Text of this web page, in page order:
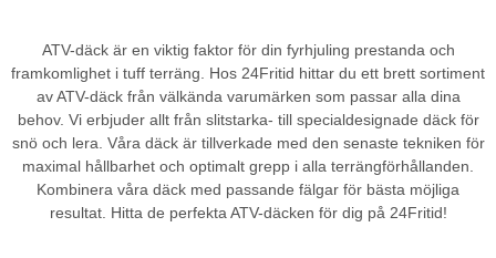
ATV-däck är en viktig faktor för din fyrhjuling prestanda och
framkomlighet i tuff terräng. Hos 24Fritid hittar du ett brett sortiment
av ATV-däck från välkända varumärken som passar alla dina
behov. Vi erbjuder allt från slitstarka- till specialdesignade däck för
snö och lera. Våra däck är tillverkade med den senaste tekniken för
maximal hållbarhet och optimalt grepp i alla terrängförhållanden.
Kombinera våra däck med passande fälgar för bästa möjliga
resultat. Hitta de perfekta ATV-däcken för dig på 24Fritid!